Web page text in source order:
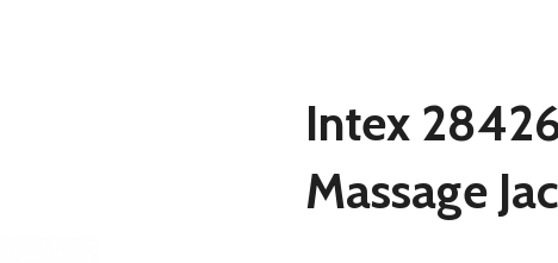
Intex
Massage